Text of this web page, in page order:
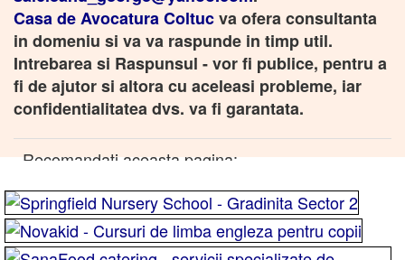
Casa de Avocatura Coltucva ofera consultanta
in domeniu si va va raspunde in timp util.
Intrebarea si Raspunsul - vor fi publice, pentru a
fi de ajutor si altora cu aceleasi probleme, iar
confidentialitatea dvs. va fi garantata.
Recomandati aceasta pagina: